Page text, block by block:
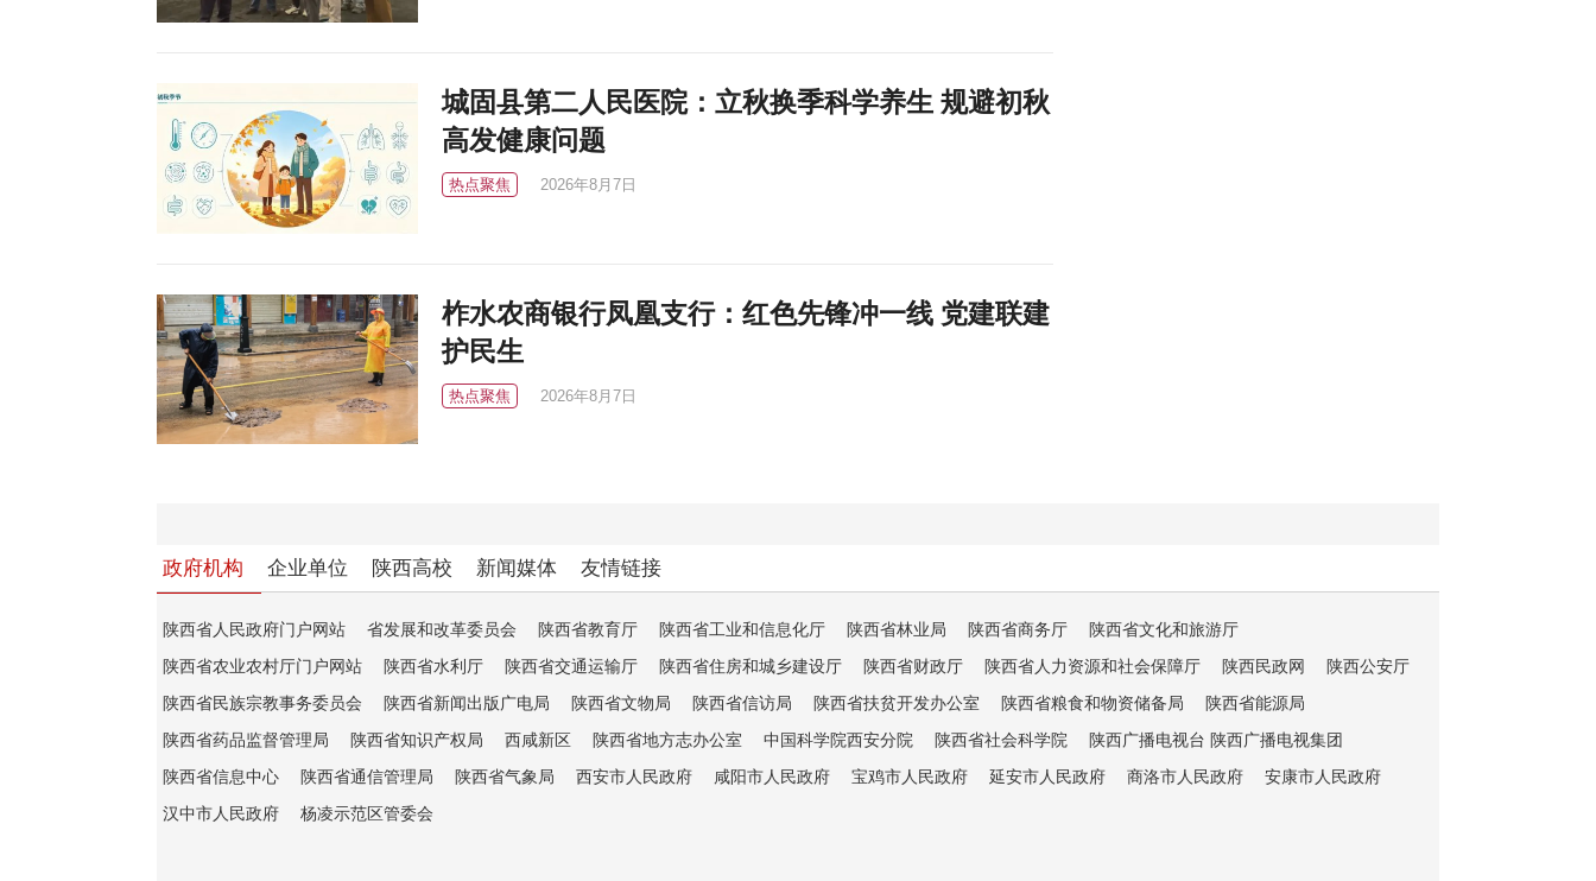
城固县第二人民医院：立秋换季科学养生 规避初秋
高发健康问题
热点聚焦 2026年8月7日
柞水农商银行凤凰支行：红色先锋冲一线 党建联建
护民生
热点聚焦 2026年8月7日
政府机构 企业单位 陕西高校 新闻媒体 友情链接
陕西省人民政府门户网站 省发展和改革委员会 陕西省教育厅 陕西省工业和信息化厅 陕西省林业局 陕西省商务厅
陕西省文化和旅游厅
陕西省农业农村厅门户网站
陕西省水利厅 陕西省交通运输厅 陕西省住房和城乡建设厅 陕西省财政厅 陕西省人力资源和社会保障厅 陕西民政网
陕西公安厅
陕西省民族宗教事务委员会
陕西省新闻出版广电局 陕西省文物局 陕西省信访局 陕西省扶贫开发办公室 陕西省粮食和物资储备局
陕西省能源局
陕西省药品监督管理局
陕西省知识产权局 西咸新区 陕西省地方志办公室 中国科学院西安分院 陕西省社会科学院
陕西广播电视台 陕西广播电视集团
陕西省信息中心
陕西省通信管理局 陕西省气象局 西安市人民政府 咸阳市人民政府 宝鸡市人民政府 延安市人民政府 商洛市人民政府
安康市人民政府
汉中市人民政府
杨凌示范区管委会